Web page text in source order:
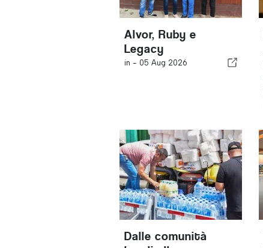
Alvor, Ruby e
Legacy
in - 05 Aug 2026
Dalle comunità